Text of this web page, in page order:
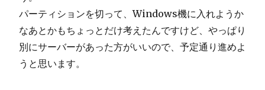
パーティションを切って、Windows機に入れようか
なあとかもちょっとだけ考えたんですけど、やっぱり
別にサーバーがあった方がいいので、予定通り進めよ
うと思います。